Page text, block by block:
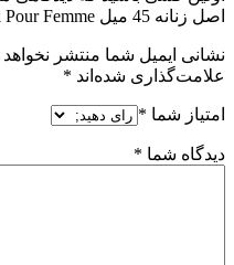
اصل زنانه 45 میل Catherine Rasasi Pour Femme”
نشانی ایمیل شما منتشر
علامت‌گذاری شده‌اند *
امتیاز شما *
دیدگاه شما *